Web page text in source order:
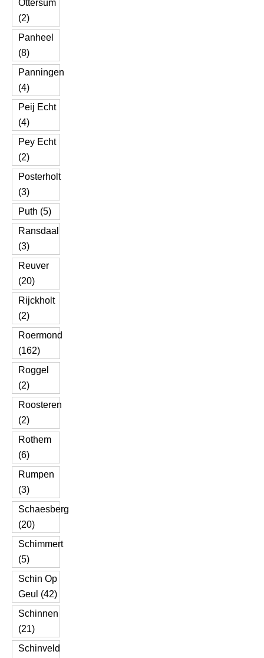
Ottersum
(2)
Panheel
(8)
Panningen
(4)
Peij Echt
(4)
Pey Echt
(2)
Posterholt
(3)
Puth (5)
Ransdaal
(3)
Reuver
(20)
Rijckholt
(2)
Roermond
(162)
Roggel
(2)
Roosteren
(2)
Rothem
(6)
Rumpen
(3)
Schaesberg
(20)
Schimmert
(5)
Schin Op
Geul (42)
Schinnen
(21)
Schinveld